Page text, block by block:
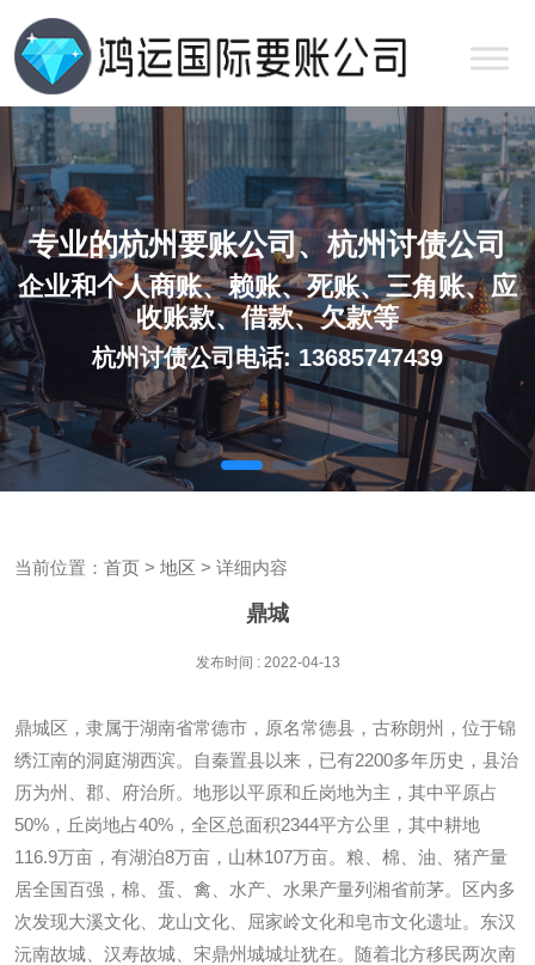
专业的杭州要账公司、杭州讨债公司
企业和个人商账、赖账、死账、三角账、应
收账款、借款、欠款等
杭州讨债公司电话: 13685747439
当前位置： 首页 > 地区 > 详细内容
鼎城
发布时间 : 2022-04-13
鼎城区，隶属于湖南省常德市，原名常德县，古称朗州，位于锦
绣江南的洞庭湖西滨。自秦置县以来，已有2200多年历史，县治
历为州、郡、府治所。地形以平原和丘岗地为主，其中平原占
50%，丘岗地占40%，全区总面积2344平方公里，其中耕地
116.9万亩，有湖泊8万亩，山林107万亩。粮、棉、油、猪产量
居全国百强，棉、蛋、禽、水产、水果产量列湘省前茅。区内多
次发现大溪文化、龙山文化、屈家岭文化和皂市文化遗址。东汉
沅南故城、汉寿故城、宋鼎州城城址犹在。随着北方移民两次南